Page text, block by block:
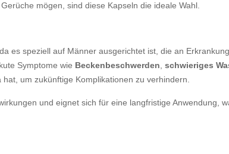
mögen, sind diese Kapseln die ideale Wahl.
es speziell auf Männer ausgerichtet ist, die an
Symptome wie Beckenbeschwerden, schwieriges
um zukünftige Komplikationen zu verhindern.
und eignet sich für eine langfristige Anwendung,